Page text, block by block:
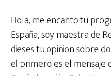
Hola, me encanto tu
España, soy maestra de
dieses tu opinion sobre
el primero es el mensaje